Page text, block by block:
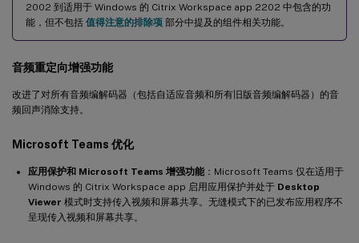
2002 到适用于 Windows 的 Citrix Workspace app 2202 中包含的功
能，但不包括 值得注意的排除项 部分中提及的组件相关功能。
音频重定向增强功能
改进了对所有音频编解码器（包括自适应音频和所有旧版音频编解码器）的音
频回声消除支持。
Microsoft Teams 优化
应用保护和 Microsoft Teams 增强功能 ：Microsoft Teams 仅在适用于
Windows 的 Citrix Workspace app 启用应用保护并处于 Desktop
Viewer 模式时支持传入视频和屏幕共享。无缝模式下的已发布应用程序不
呈现传入视频和屏幕共享。